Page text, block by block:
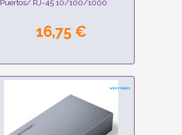
Puertos/ RJ-45 10/100/1000
16,75 €